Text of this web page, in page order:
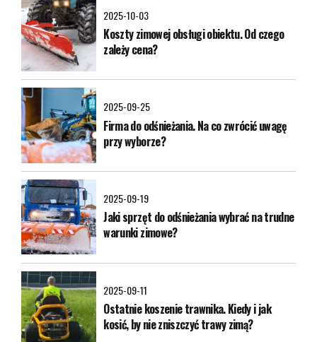
2025-10-03
Koszty zimowej obsługi obiektu. Od czego
zależy cena?
2025-09-25
Firma do odśnieżania. Na co zwrócić uwagę
przy wyborze?
2025-09-19
Jaki sprzęt do odśnieżania wybrać na trudne
warunki zimowe?
2025-09-11
Ostatnie koszenie trawnika. Kiedy i jak
kosić, by nie zniszczyć trawy zimą?